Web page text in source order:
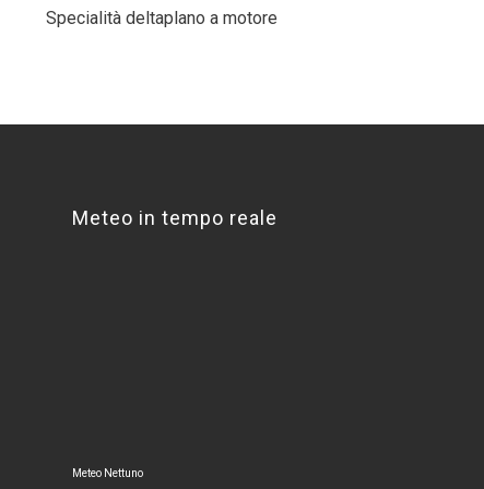
Specialità deltaplano a motore
Meteo in tempo reale
Meteo Nettuno